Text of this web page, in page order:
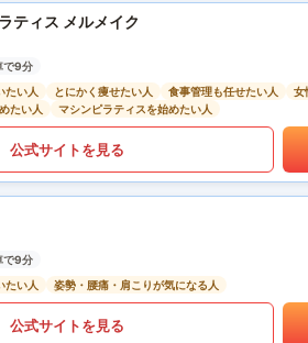
ティス メルメイク
で9分
たい人
とにかく痩せたい人 食事管理も任せたい人
女
たい人
マシンピラティスを始めたい人
公式サイトを見る
で9分
たい人
姿勢・腰痛・肩こりが気になる人
公式サイトを見る